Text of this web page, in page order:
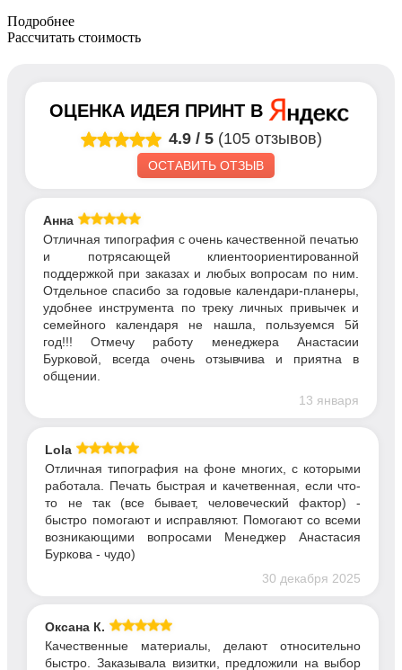
Подробнее
Рассчитать стоимость
ОЦЕНКА ИДЕЯ ПРИНТ В
4.9 / 5 (105 отзывов)
ОСТАВИТЬ ОТЗЫВ
Анна
Отличная типография с очень качественной печатью
и потрясающей клиентоориентированной
поддержкой при заказах и любых вопросам по ним.
Отдельное спасибо за годовые календари-планеры,
удобнее инструмента по треку личных привычек и
семейного календаря не нашла, пользуемся 5й
год!!! Отмечу работу менеджера Анастасии
Бурковой, всегда очень отзывчива и приятна в
общении.
13 января
Lola
Отличная типография на фоне многих, с которыми
работала. Печать быстрая и качетвенная, если что-
то не так (все бывает, человеческий фактор) -
быстро помогают и исправляют. Помогают со всеми
возникающими вопросами Менеджер Анастасия
Буркова - чудо)
30 декабря 2025
Оксана К.
Качественные материалы, делают относительно
быстро. Заказывала визитки, предложили на выбор